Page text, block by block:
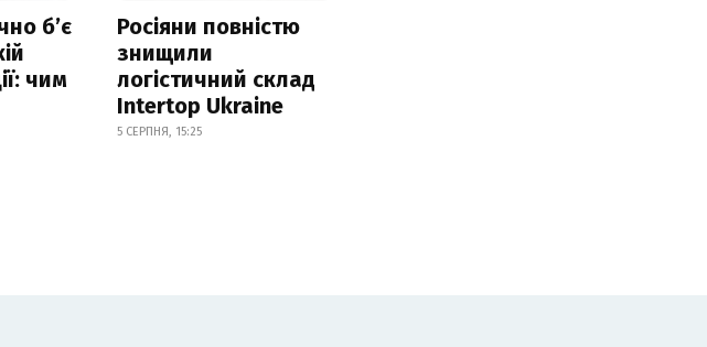
б’є
чим
Росіяни повністю
знищили
логістичний склад
Intertop Ukraine
5 СЕРПНЯ, 15:25